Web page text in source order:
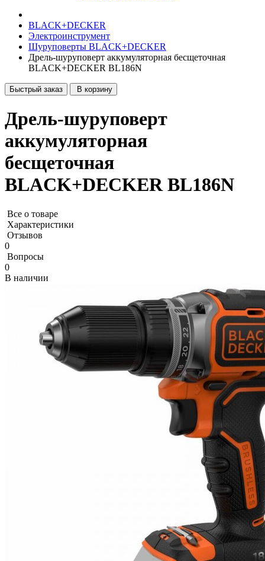
BLACK+DECKER
Электроинструмент
Шуруповерты BLACK+DECKER
Дрель-шуруповерт аккумуляторная бесщеточная
BLACK+DECKER BL186N
Быстрый заказ В корзину
Дрель-шуруповерт
аккумуляторная
бесщеточная
BLACK+DECKER BL186N
Все о товаре
Характеристики
Отзывов
0
Вопросы
0
В наличии